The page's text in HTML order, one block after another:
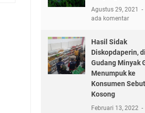
Agustus 29, 2021
ada komentar
Hasil Sidak
Diskopdaperin, di
Gudang Minyak
Menumpuk ke
Konsumen Sebut
Kosong
Februari 13, 2022